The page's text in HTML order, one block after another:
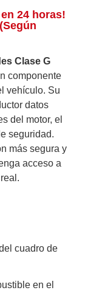
24 horas!
Clase G
componente
vehículo. Su
datos
del motor, el
seguridad.
más segura y
acceso a
cuadro de
en el